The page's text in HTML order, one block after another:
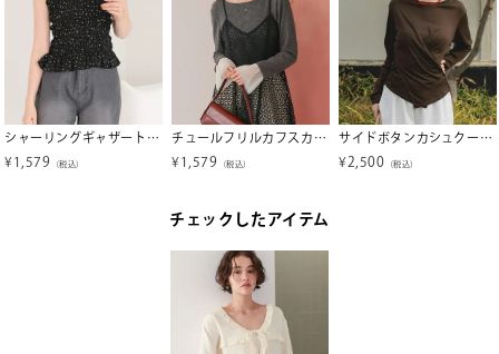
シャーリングギャザートップス【メール便可／90】
¥ 1,579 （税込）
チュールフリルカフスカットソートップス
¥ 1,579 （税込）
サイドボタンカシュクールトップス【miette ミエット】【メール便可／100】
¥ 2,500 （税込）
チェックしたアイテム